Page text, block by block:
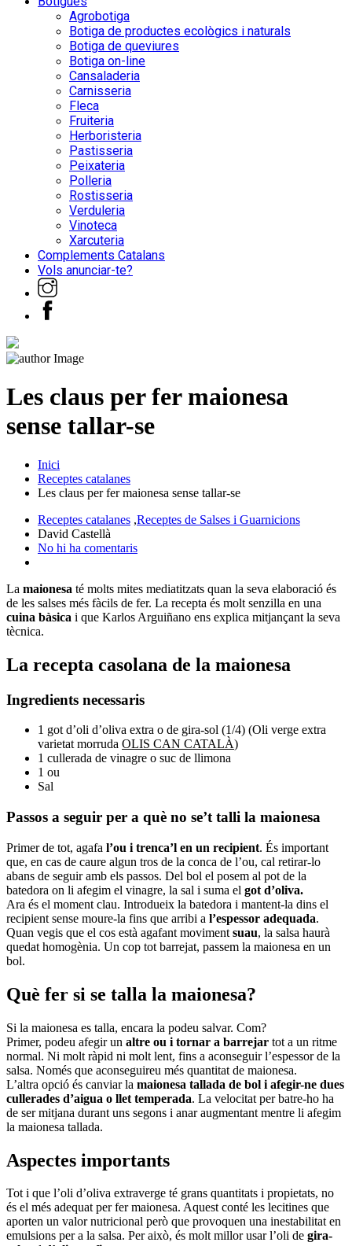
Agrobotiga
Botiga de productes ecològics i naturals
Botiga de queviures
Botiga on-line
Cansaladeria
Carnisseria
Fleca
Fruiteria
Herboristeria
Pastisseria
Peixateria
Polleria
Rostisseria
Verduleria
Vinoteca
Xarcuteria
Complements Catalans
Vols anunciar-te?
Les claus per fer maionesa
sense tallar-se
Inici
Receptes catalanes
Les claus per fer maionesa sense tallar-se
Receptes catalanes ,Receptes de Salses i Guarnicions
David Castellà
No hi ha comentaris
La maionesa té molts mites mediatitzats quan la seva elaboració és
de les salses més fàcils de fer. La recepta és molt senzilla en una
cuina bàsica i que Karlos Arguiñano ens explica mitjançant la seva
tècnica.
La recepta casolana de la maionesa
Ingredients necessaris
1 got d’oli d’oliva extra o de gira-sol (1/4) (Oli verge extra
varietat morruda OLIS CAN CATALÀ)
1 cullerada de vinagre o suc de llimona
1 ou
Sal
Passos a seguir per a què no se’t talli la maionesa
Primer de tot, agafa l’ou i trenca’l en un recipient. És important
que, en cas de caure algun tros de la conca de l’ou, cal retirar-lo
abans de seguir amb els passos. Del bol el posem al pot de la
batedora on li afegim el vinagre, la sal i suma el got d’oliva.
Ara és el moment clau. Introdueix la batedora i mantent-la dins el
recipient sense moure-la fins que arribi a l’espessor adequada.
Quan vegis que el cos està agafant moviment suau, la salsa haurà
quedat homogènia. Un cop tot barrejat, passem la maionesa en un
bol.
Què fer si se talla la maionesa?
Si la maionesa es talla, encara la podeu salvar. Com?
Primer, podeu afegir un altre ou i tornar a barrejar tot a un ritme
normal. Ni molt ràpid ni molt lent, fins a aconseguir l’espessor de la
salsa. Només que aconseguireu més quantitat de maionesa.
L’altra opció és canviar la maionesa tallada de bol i afegir-ne dues
cullerades d’aigua o llet temperada. La velocitat per batre-ho ha
de ser mitjana durant uns segons i anar augmentant mentre li afegim
la maionesa tallada.
Aspectes importants
Tot i que l’oli d’oliva extraverge té grans quantitats i propietats, no
és el més adequat per fer maionesa. Aquest conté les lecitines que
aporten un valor nutricional però que provoquen una inestabilitat en
emulsions per a la salsa. Per això, és molt millor usar l’oli de gira-